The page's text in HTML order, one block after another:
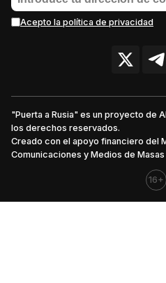
Acepto la política de privacidad
"Puerta a Rusia" es un proyecto de
los derechos reservados.
Creado con el apoyo financiero del
Comunicaciones y Medios de
16+